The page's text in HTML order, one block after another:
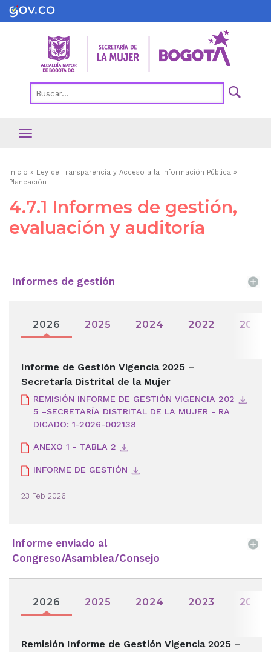
Pasar
al
Ruta
navegación
Inicio
Ley de Transparencia y Acceso a la Información Pública
Planeación
4.7.1 Informes de gestión,
evaluación y auditoría
Informes de gestión
2026 2025 2024 2022 2021
Informe de Gestión Vigencia 2025 –
Secretaría Distrital de la Mujer
REMISIÓN INFORME DE GESTIÓN VIGENCIA 202
5 –SECRETARÍA DISTRITAL DE LA MUJER - RA
DICADO: 1-2026-002138
ANEXO 1 - TABLA 2
INFORME DE GESTIÓN
23 Feb 2026
Informe enviado al
Congreso/Asamblea/Consejo
2026 2025 2024 2023 2022
Remisión Informe de Gestión Vigencia 2025 –